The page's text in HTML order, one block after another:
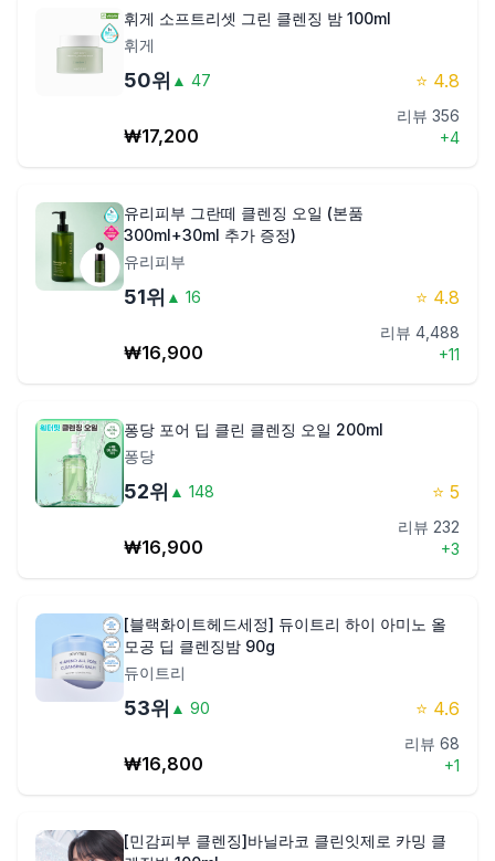
휘게 소프트리셋 그린 클렌징 밤 100ml
휘게
50위 ▲ 47 ⭐ 4.8
₩17,200
리뷰 356
+4
유리피부 그란떼 클렌징 오일 (본품
300ml+30ml 추가 증정)
유리피부
51위 ▲ 16 ⭐ 4.8
₩16,900
리뷰 4,488
+11
퐁당 포어 딥 클린 클렌징 오일 200ml
퐁당
52위 ▲ 148 ⭐ 5
₩16,900
리뷰 232
+3
[블랙화이트헤드세정] 듀이트리 하이 아미노 올
모공 딥 클렌징밤 90g
듀이트리
53위 ▲ 90 ⭐ 4.6
₩16,800
리뷰 68
+1
[민감피부 클렌징]바닐라코 클린잇제로 카밍 클